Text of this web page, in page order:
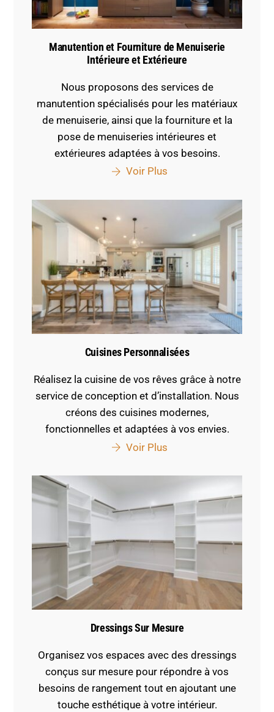
Manutention et Fourniture de Menuiserie
Intérieure et Extérieure
Nous proposons des services de
manutention spécialisés pour les matériaux
de menuiserie, ainsi que la fourniture et la
pose de menuiseries intérieures et
extérieures adaptées à vos besoins.
Voir Plus
Cuisines Personnalisées
Réalisez la cuisine de vos rêves grâce à notre
service de conception et d’installation. Nous
créons des cuisines modernes,
fonctionnelles et adaptées à vos envies.
Voir Plus
Dressings Sur Mesure
Organisez vos espaces avec des dressings
conçus sur mesure pour répondre à vos
besoins de rangement tout en ajoutant une
touche esthétique à votre intérieur.